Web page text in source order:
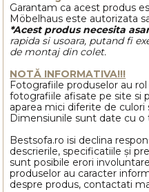
Garantam ca acest produs
Möbelhaus este autorizata
*Acest produs necesita
rapida si usoara, putand fi
de montaj din colet.
NOTĂ INFORMATIVA!!!
Fotografiile produselor au
fotografiile afisate pe site si
aparea mici diferite de culori
Dimensiunile sunt date cu o
Bestsofa.ro isi declina
descrierile, specificatiile și
sunt posibile erori
produselor au caracter
despre produs, contactati